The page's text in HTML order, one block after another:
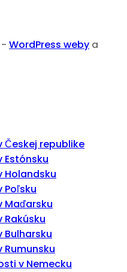
- WordPress weby a
Českej republike
Estónsku
Holandsku
Poľsku
Maďarsku
Rakúsku
Bulharsku
Rumunsku
v Nemecku